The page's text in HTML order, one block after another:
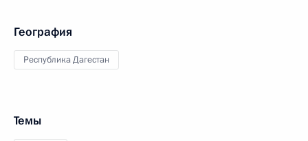
География
Республика Дагестан
Темы